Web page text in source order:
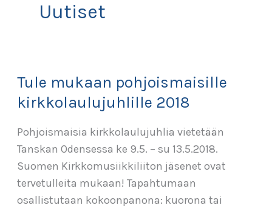
Uutiset
Tule mukaan pohjoismaisille
kirkkolaulujuhlille 2018
Pohjoismaisia kirkkolaulujuhlia vietetään
Tanskan Odensessa ke 9.5. – su 13.5.2018.
Suomen Kirkkomusiikkiliiton jäsenet ovat
tervetulleita mukaan! Tapahtumaan
osallistutaan kokoonpanona: kuorona tai